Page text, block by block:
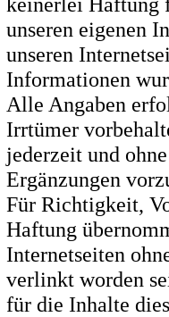
unseren eigenen
unseren
Informationen
Alle Angaben
Irrtümer
jederzeit und
Ergänzungen
Für Richtigkeit,
Haftung
Internetseiten
verlinkt worden
für die Inhalte